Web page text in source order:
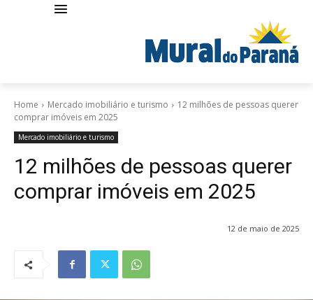
Home Mercado imobiliário e turismo
12 milhões de pessoas querer
comprar imóveis em 2025
Mercado imobiliário e turismo
12 milhões de pessoas querer
comprar imóveis em 2025
12 de maio de 2025